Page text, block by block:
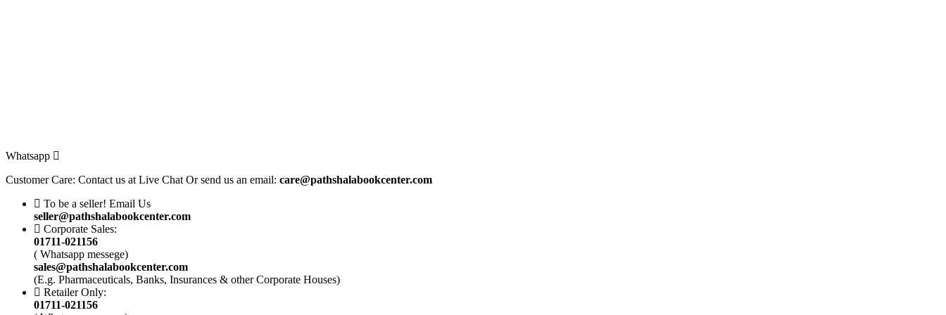
Whatsapp
Customer Care: Contact us at Live Chat Or send us an email: care@pathshalabookcenter.com
To be a seller! Email Us
seller@pathshalabookcenter.com
Corporate Sales:
01711-021156
( Whatsapp messege)
sales@pathshalabookcenter.com
(E.g. Pharmaceuticals, Banks, Insurances & other Corporate Houses)
Retailer Only:
01711-021156